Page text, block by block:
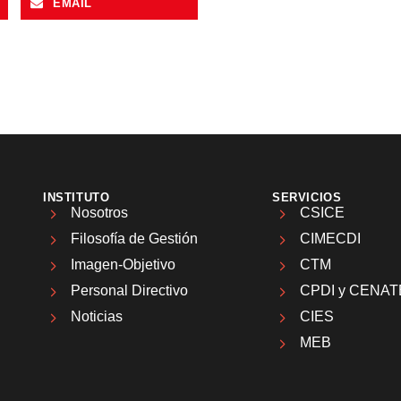
EMAIL
INSTITUTO
Nosotros
Filosofía de Gestión
Imagen-Objetivo
Personal Directivo
Noticias
SERVICIOS
CSICE
CIMECDI
CTM
CPDI y
CIES
MEB